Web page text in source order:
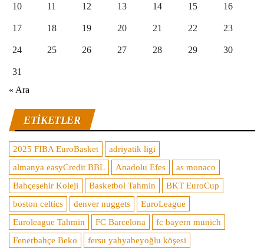
10 11 12 13 14 15 16
17 18 19 20 21 22 23
24 25 26 27 28 29 30
31
« Ara
ETIKETLER
2025 FIBA EuroBasket
adriyatik ligi
almanya easyCredit BBL
Anadolu Efes
as monaco
Bahçeşehir Koleji
Basketbol Tahmin
BKT EuroCup
boston celtics
denver nuggets
EuroLeague
Euroleague Tahmin
FC Barcelona
fc bayern munich
Fenerbahçe Beko
fersu yahyabeyoğlu köşesi